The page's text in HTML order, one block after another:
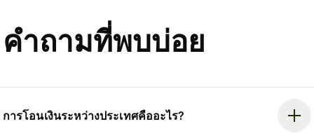
คำถามที่พบบ่อย
การโอนเงินระหว่างประเทศคืออะไร?